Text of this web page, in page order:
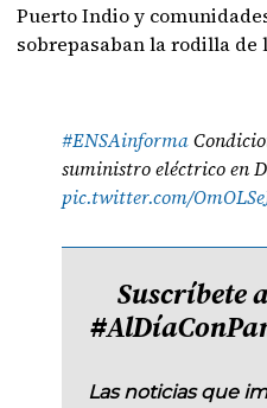
Puerto Indio y
sobrepasaban la rodilla de
#ENSAinforma
suministro eléctrico en
pic.twitter.com/
Suscríbete
Las noticias que